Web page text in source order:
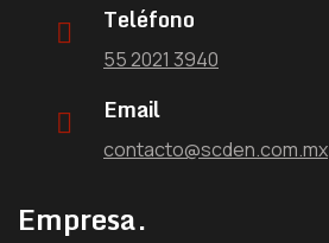
Teléfono
55 2021 3940
Email
contacto@scden.com.mx
Empresa.